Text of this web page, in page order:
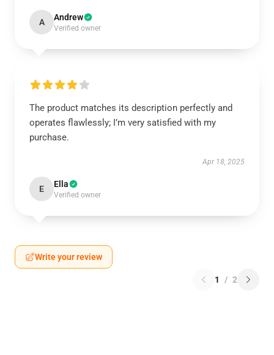
A Andrew
Verified owner
The product matches its description perfectly and
operates flawlessly; I’m very satisfied with my
purchase.
Apr 18, 2025
E Ella
Verified owner
Write your review
1 / 2